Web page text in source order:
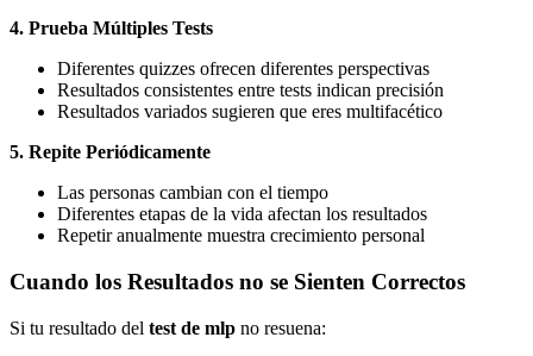
4. Prueba Múltiples Tests
Diferentes quizzes ofrecen diferentes perspectivas
Resultados consistentes entre tests indican precisión
Resultados variados sugieren que eres multifacético
5. Repite Periódicamente
Las personas cambian con el tiempo
Diferentes etapas de la vida afectan los resultados
Repetir anualmente muestra crecimiento personal
Cuando los Resultados no se Sienten Correctos
Si tu resultado del test de mlp no resuena: